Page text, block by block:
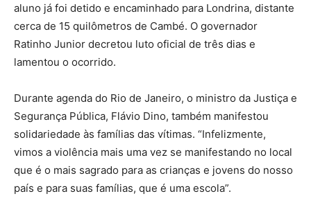
aluno já foi detido e encaminhado para Londrina, distante
cerca de 15 quilômetros de Cambé. O governador
Ratinho Junior decretou luto oficial de três dias e
lamentou o ocorrido.
Durante agenda do Rio de Janeiro, o ministro da Justiça e
Segurança Pública, Flávio Dino, também manifestou
solidariedade às famílias das vítimas. “Infelizmente,
vimos a violência mais uma vez se manifestando no local
que é o mais sagrado para as crianças e jovens do nosso
país e para suas famílias, que é uma escola”.